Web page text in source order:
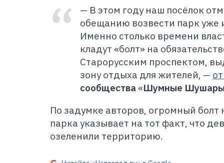
— В этом году наш посёлок
обещанию возвести парк уже
Именно столько времени
кладут «болт» на
Старорусским проспектом,
зону отдыха для жителей, —
сообщества «Шумные
По задумке авторов, огромный болт
парка указывает на тот факт, что
озеленили территорию.